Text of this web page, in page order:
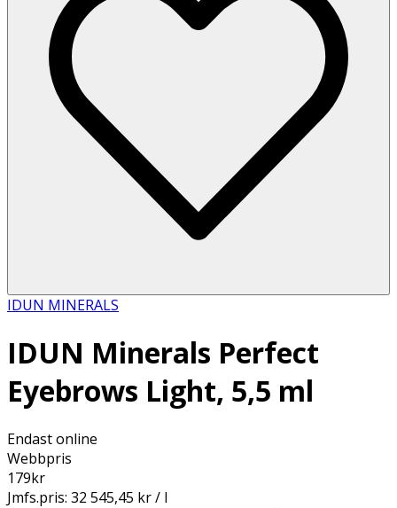
IDUN MINERALS
IDUN Minerals Perfect
Eyebrows Light, 5,5 ml
Endast online
Webbpris
179kr
Jmfs.pris: 32 545,45 kr / l